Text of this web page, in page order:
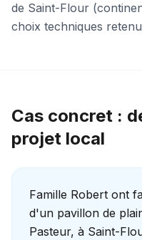
de Saint-Flour
choix techniques
Cas concret :
projet local
Famille Robert ont
d'un pavillon de
Pasteur, à Saint-